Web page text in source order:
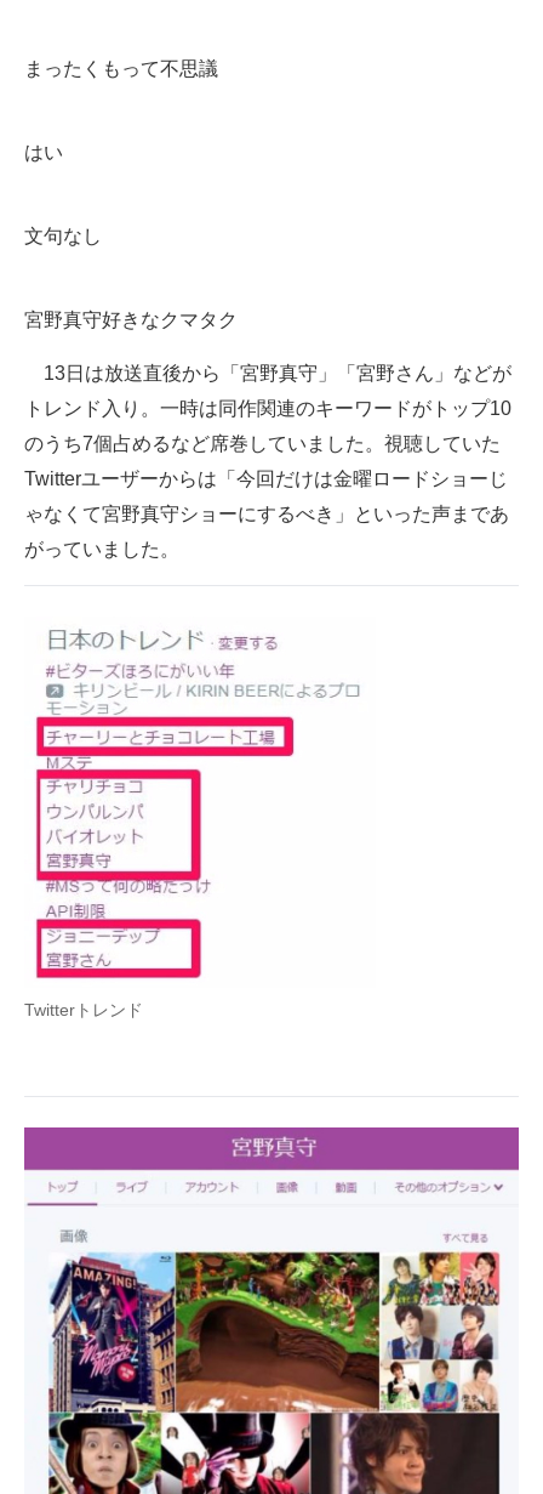
まったくもって不思議
はい
文句なし
宮野真守好きなクマタク
13日は放送直後から「宮野真守」「宮野さん」などが
トレンド入り。一時は同作関連のキーワードがトップ10
のうち7個占めるなど席巻していました。視聴していた
Twitterユーザーからは「今回だけは金曜ロードショーじ
ゃなくて宮野真守ショーにするべき」といった声まであ
がっていました。
Twitterトレンド